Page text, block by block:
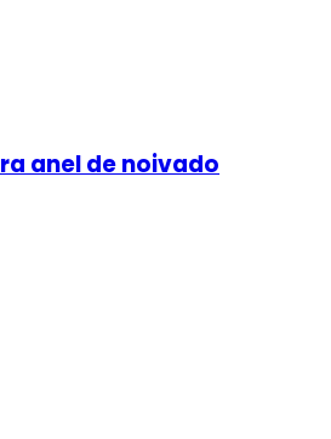
anel de noivado